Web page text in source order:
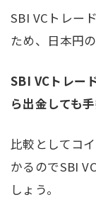
SBI VCトレー
ため、日本円
SBI VCトレー
ら出金しても
比較としてコ
かるのでSBI
しょう。